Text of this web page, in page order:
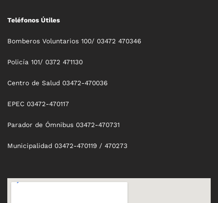
Teléfonos Útiles
Bomberos Voluntarios 100/ 03472 470346
Policía 101/ 0372 471130
Centro de Salud 03472-470036
EPEC 03472-470117
Parador de Ómnibus 03472-470731
Municipalidad 03472-470119 / 470273